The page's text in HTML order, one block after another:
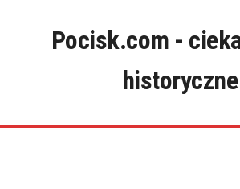
Pocisk.com -
historyczne